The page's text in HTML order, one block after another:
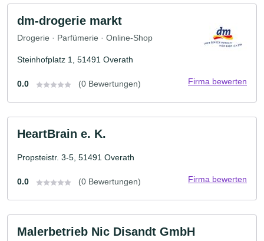
dm-drogerie markt
Drogerie · Parfümerie · Online-Shop
Steinhofplatz 1, 51491 Overath
0.0 (0 Bewertungen) Firma bewerten
HeartBrain e. K.
Propsteistr. 3-5, 51491 Overath
0.0 (0 Bewertungen) Firma bewerten
Malerbetrieb Nic Disandt GmbH